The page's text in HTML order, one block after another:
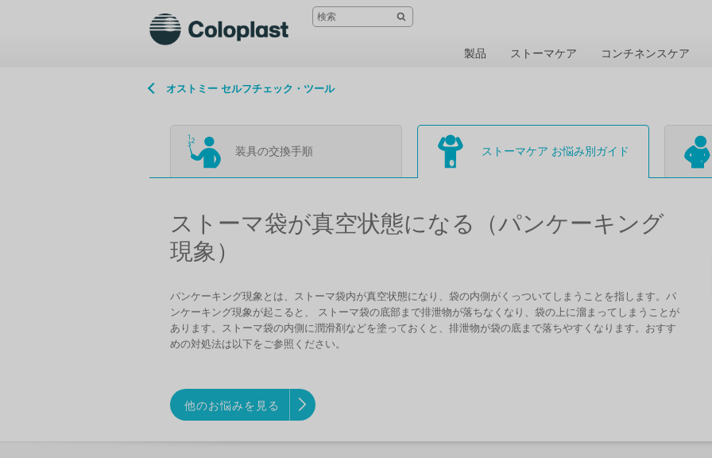
製品 ストーマケア コンチネンスケア
オストミー セルフチェック・ツール
装具の交換手順 ストーマケア お悩み別ガイド
ストーマ袋が真空状態になる（パンケーキング
現象）
パンケーキング現象とは、ストーマ袋内が真空状態になり、袋の内側がくっついてしまうことを指します。パ
ンケーキング現象が起こると、 ストーマ袋の底部まで排泄物が落ちなくなり、袋の上に溜まってしまうことが
あります。ストーマ袋の内側に潤滑剤などを塗っておくと、排泄物が袋の底まで落ちやすくなります。おすす
めの対処法は以下をご参照ください。
他のお悩みを見る